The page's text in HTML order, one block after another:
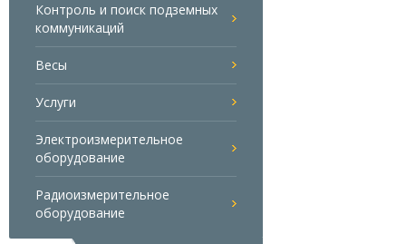
Контроль и поиск подземных
коммуникаций
Весы
Услуги
Электроизмерительное
оборудование
Радиоизмерительное
оборудование